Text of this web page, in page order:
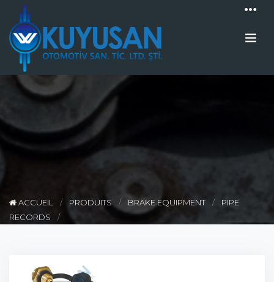
ACCUEIL PRODUITS BRAKE EQUIPMENT
PIPE
RECORDS